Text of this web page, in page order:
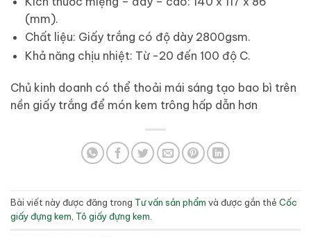
(mm).
Chất liệu: Giấy trắng có độ dày 2800gsm.
Khả năng chịu nhiệt: Từ -20 đến 100 độ C.
Chủ kinh doanh có thể thoải mái sáng tạo bao bì trên
nền giấy trắng để món kem trông hấp dẫn hơn
Bài viết này được đăng trong Tư vấn sản phẩm và được gắn thẻ Cốc
giấy đựng kem Tô giấy đựng kem